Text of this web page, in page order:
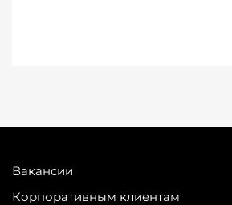
Вакансии
Корпоративным клиентам